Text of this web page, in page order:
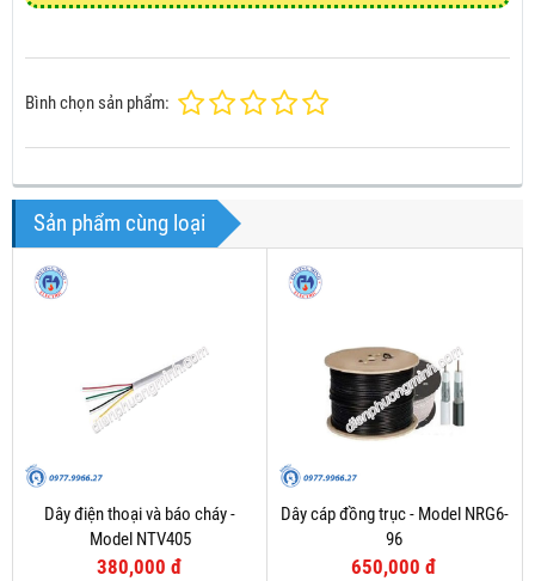
Bình chọn sản phẩm:
Sản phẩm cùng loại
Dây điện thoại và báo cháy -
Model NTV405
380,000 đ
Dây cáp đồng trục - Model NRG6-
96
650,000 đ